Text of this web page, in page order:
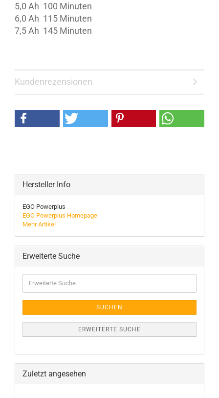
5,0 Ah 100 Minuten
6,0 Ah 115 Minuten
7,5 Ah 145 Minuten
Kundenrezensionen
Hersteller Info
EGO Powerplus
EGO Powerplus Homepage
Mehr Artikel
Erweiterte Suche
Suche
SUCHEN
ERWEITERTE SUCHE
Zuletzt angesehen